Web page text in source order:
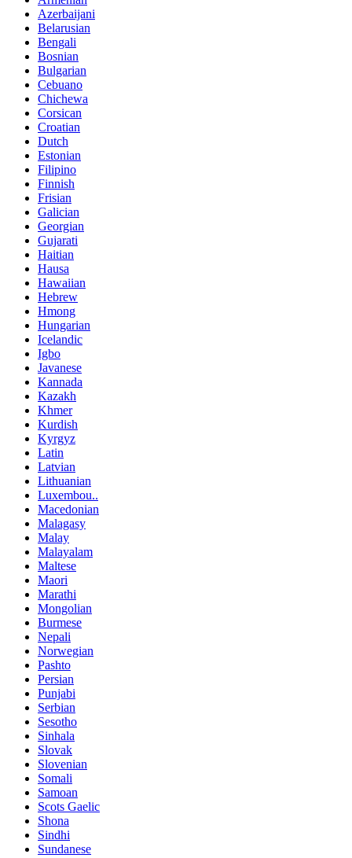
Azerbaijani
Belarusian
Bengali
Bosnian
Bulgarian
Cebuano
Chichewa
Corsican
Croatian
Dutch
Estonian
Filipino
Finnish
Frisian
Galician
Georgian
Gujarati
Haitian
Hausa
Hawaiian
Hebrew
Hmong
Hungarian
Icelandic
Igbo
Javanese
Kannada
Kazakh
Khmer
Kurdish
Kyrgyz
Latin
Latvian
Lithuanian
Luxembou..
Macedonian
Malagasy
Malay
Malayalam
Maltese
Maori
Marathi
Mongolian
Burmese
Nepali
Norwegian
Pashto
Persian
Punjabi
Serbian
Sesotho
Sinhala
Slovak
Slovenian
Somali
Samoan
Scots Gaelic
Shona
Sindhi
Sundanese